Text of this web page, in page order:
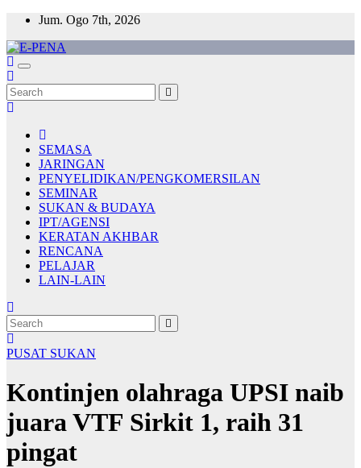
Skip
content
Jum. Ogo 7th, 2026
E-PENA
Berita Digital Terkini
SEMASA
JARINGAN
PENYELIDIKAN/PENGKOMERSILAN
SEMINAR
SUKAN & BUDAYA
IPT/AGENSI
KERATAN AKHBAR
RENCANA
PELAJAR
LAIN-LAIN
PUSAT SUKAN
Kontinjen olahraga UPSI naib
juara VTF Sirkit 1, raih 31
pingat